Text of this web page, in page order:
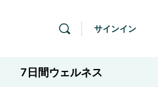
サインイン
7日間ウェルネス